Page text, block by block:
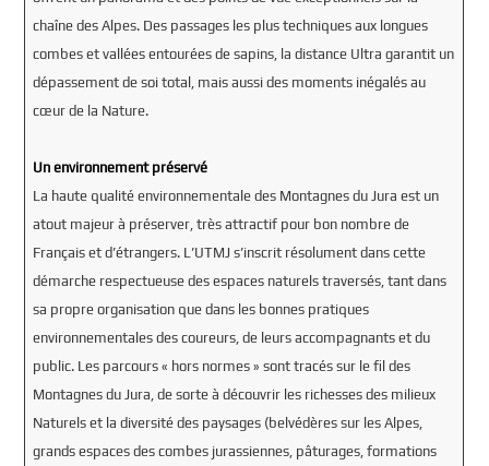
chaîne des Alpes. Des passages les plus techniques aux longues
combes et vallées entourées de sapins, la distance Ultra garantit un
dépassement de soi total, mais aussi des moments inégalés au
cœur de la Nature.
Un environnement préservé
La haute qualité environnementale des Montagnes du Jura est un
atout majeur à préserver, très attractif pour bon nombre de
Français et d’étrangers. L’UTMJ s’inscrit résolument dans cette
démarche respectueuse des espaces naturels traversés, tant dans
sa propre organisation que dans les bonnes pratiques
environnementales des coureurs, de leurs accompagnants et du
public. Les parcours « hors normes » sont tracés sur le fil des
Montagnes du Jura, de sorte à découvrir les richesses des milieux
Naturels et la diversité des paysages (belvédères sur les Alpes,
grands espaces des combes jurassiennes, pâturages, formations